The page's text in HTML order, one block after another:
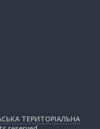
ТЕРИТОРІАЛЬНА